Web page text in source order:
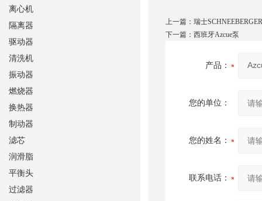
上一篇： 瑞士
下一篇： 西班牙Azcue泵
产品：
您的单位：
您的姓名：
联系电话：
离心机
隔离器
驱动器
清洗机
振动器
燃烧器
换热器
制动器
滤芯
润滑脂
平衡头
过滤器